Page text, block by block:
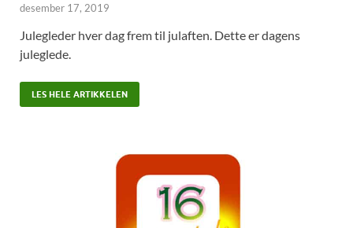
desember 17, 2019
Julegleder hver dag frem til julaften. Dette er dagens
juleglede.
LES HELE ARTIKKELEN